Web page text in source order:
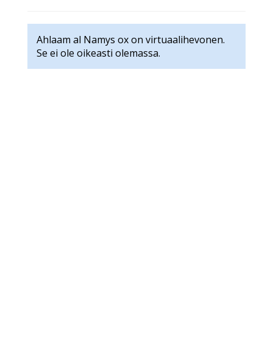
Ahlaam al Namys ox on virtuaalihevonen.
Se ei ole oikeasti olemassa.